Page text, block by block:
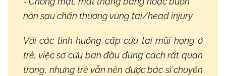
nôn sau chấn thương vùng tai/head injury
Với các tình huống cấp cứu tai mũi họng ở
trẻ, việc sơ cứu ban đầu đúng cách rất quan
trọng, nhưng trẻ vẫn nên được bác sĩ chuyên